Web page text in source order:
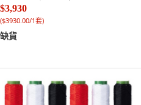
$3,930
($3930.00/1套)
缺貨